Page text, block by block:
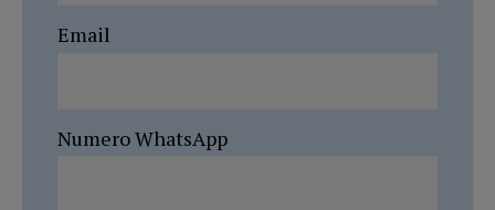
Email
Numero WhatsApp